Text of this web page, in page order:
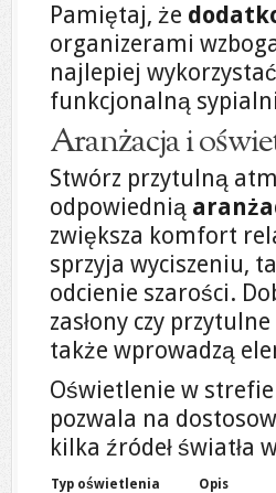
Pamiętaj, że
organizerami
najlepiej
funkcjonalną
Aranżacja i
Stwórz przytulną
odpowiednią
zwiększa komfort
sprzyja wyciszeniu,
odcienie szarości.
zasłony czy
także wprowadzą
Oświetlenie w
pozwala na
kilka źródeł światła
Typ oświetlenia Opis